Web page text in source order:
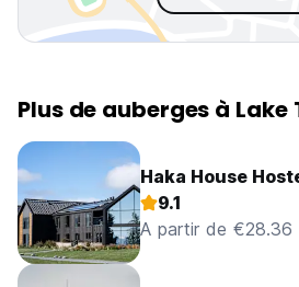
Plus de auberges à Lake
Haka House
9.1
A partir de €28.36